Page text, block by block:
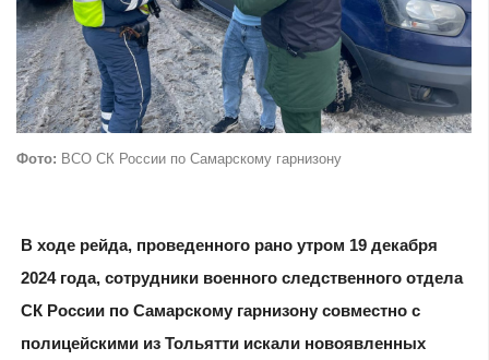
Фото: ВСО СК России по Самарскому гарнизону
В ходе рейда, проведенного рано утром 19 декабря
2024 года, сотрудники военного следственного отдела
СК России по Самарскому гарнизону совместно с
полицейскими из Тольятти искали новоявленных